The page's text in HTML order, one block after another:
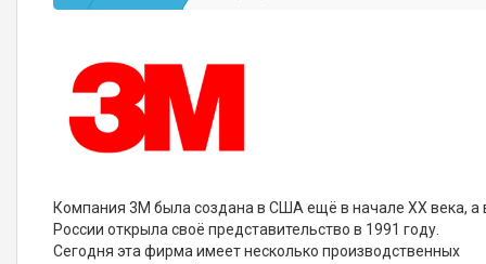
Компания 3M была создана в США ещё в начале XX века, а
России открыла своё представительство в 1991 году.
Сегодня эта фирма имеет несколько производственных